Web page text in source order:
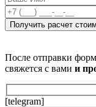
После отправки
свяжется с вами и
[telegram]